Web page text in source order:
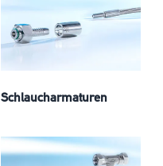
Schlaucharmaturen